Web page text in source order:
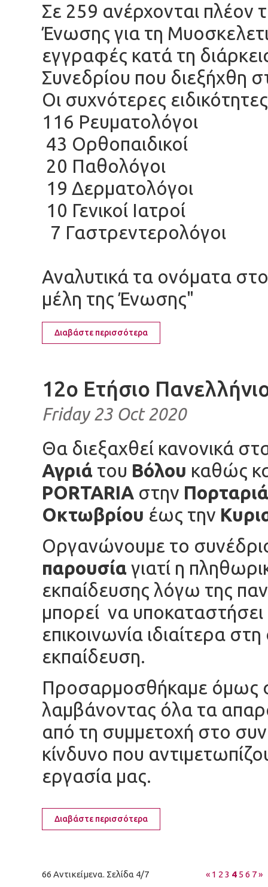
Σε 259 ανέρχονται πλέον
Ένωσης για τη
εγγραφές κατά τη
Συνεδρίου που διεξήχθη
Οι συχνότερες
116 Ρευματολόγοι
43 Ορθοπαιδικοί
20 Παθολόγοι
19 Δερματολόγοι
10 Γενικοί Ιατροί
7 Γαστρεντερολόγοι
Αναλυτικά τα ονόματα
μέλη της Ένωσης"
Διαβάστε περισσότερα
12ο Ετήσιο
Friday 23 Oct 2020
Θα διεξαχθεί κανονικά
Αγριά του Βόλου καθώς
PORTARIA στην
Οκτωβρίου έως την
Οργανώνουμε το
παρουσία γιατί η
εκπαίδευσης λόγω της
μπορεί να
επικοινωνία ιδιαίτερα
εκπαίδευση.
Προσαρμοσθήκαμε όμως
λαμβάνοντας όλα τα
από τη συμμετοχή στο
κίνδυνο που
εργασία μας.
Διαβάστε περισσότερα
66 Αντικείμενα. Σελίδα 4/7 « 1 2 3 4 5 6 7»